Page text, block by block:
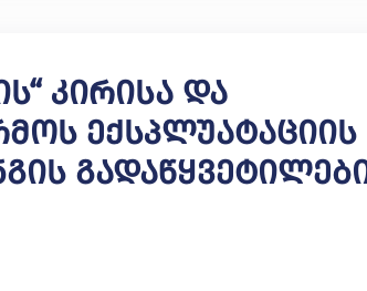
Კირისა Და
Ექსპლუატაციის